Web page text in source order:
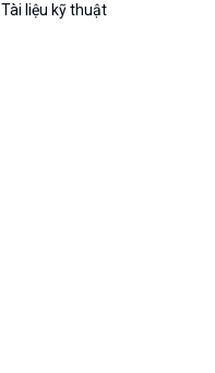
Tài liệu kỹ thuật